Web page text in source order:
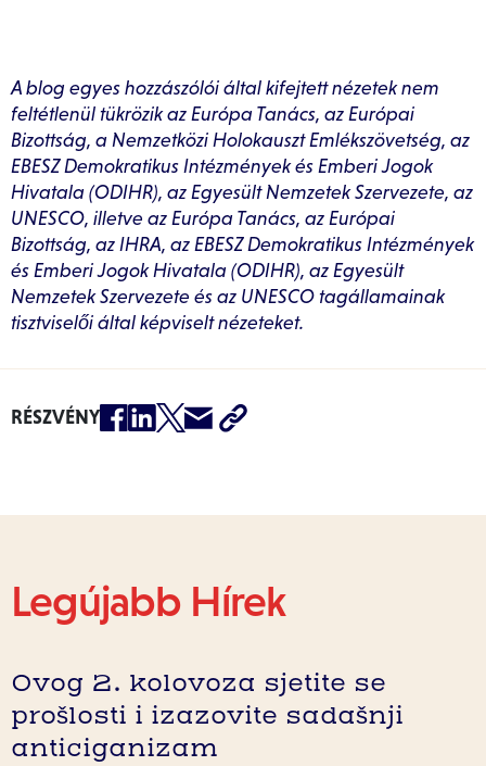
A blog egyes hozzászólói által kifejtett nézetek nem
feltétlenül tükrözik az Európa Tanács, az Európai
Bizottság, a Nemzetközi Holokauszt Emlékszövetség, az
EBESZ Demokratikus Intézmények és Emberi Jogok
Hivatala (ODIHR), az Egyesült Nemzetek Szervezete, az
UNESCO, illetve az Európa Tanács, az Európai
Bizottság, az IHRA, az EBESZ Demokratikus Intézmények
és Emberi Jogok Hivatala (ODIHR), az Egyesült
Nemzetek Szervezete és az UNESCO tagállamainak
tisztviselői által képviselt nézeteket.
RÉSZVÉNY
Legújabb Hírek
Ovog 2. kolovoza sjetite se
prošlosti i izazovite sadašnji
anticiganizam